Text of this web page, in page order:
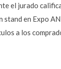
el jurado
en Expo
a los